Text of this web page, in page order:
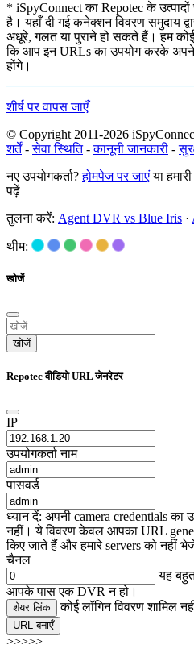
* iSpyConnect का Repotec के
है। यहाँ दी गई कनेक्शन विवरण समुदाय
अधूरे, गलत या पुराने हो सकते हैं। हम कोई
कि आप इन URLs का उपयोग करके
होंगे।
शीर्ष पर वापस जाएँ
© Copyright 2011-2026
शर्तें-सेवा स्थिति-कानूनी जानकारी -
नए उपयोगकर्ता?होमपेज पर जाएंया हमारी
पढ़ें
तुलना करें: Agent DVR vs Blue Iris ·
थीम:
खोजें
खोजें
Repotec वीडियो URL जेनरेटर
IP
उपयोगकर्ता नाम
पासवर्ड
ध्यान दें: अपनी camera credentials
नहीं। ये विवरण केवल आपका URL
किए जाते हैं और हमारे servers को नहीं
चैनल
यह
आपके पास एक DVR न हो।
शेयर लिंक कोई लॉगिन विवरण शामिल
URL बनाएँ
>>>>>